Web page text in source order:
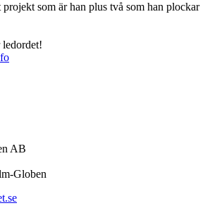
som är han plus två som han plockar
AB
Globen